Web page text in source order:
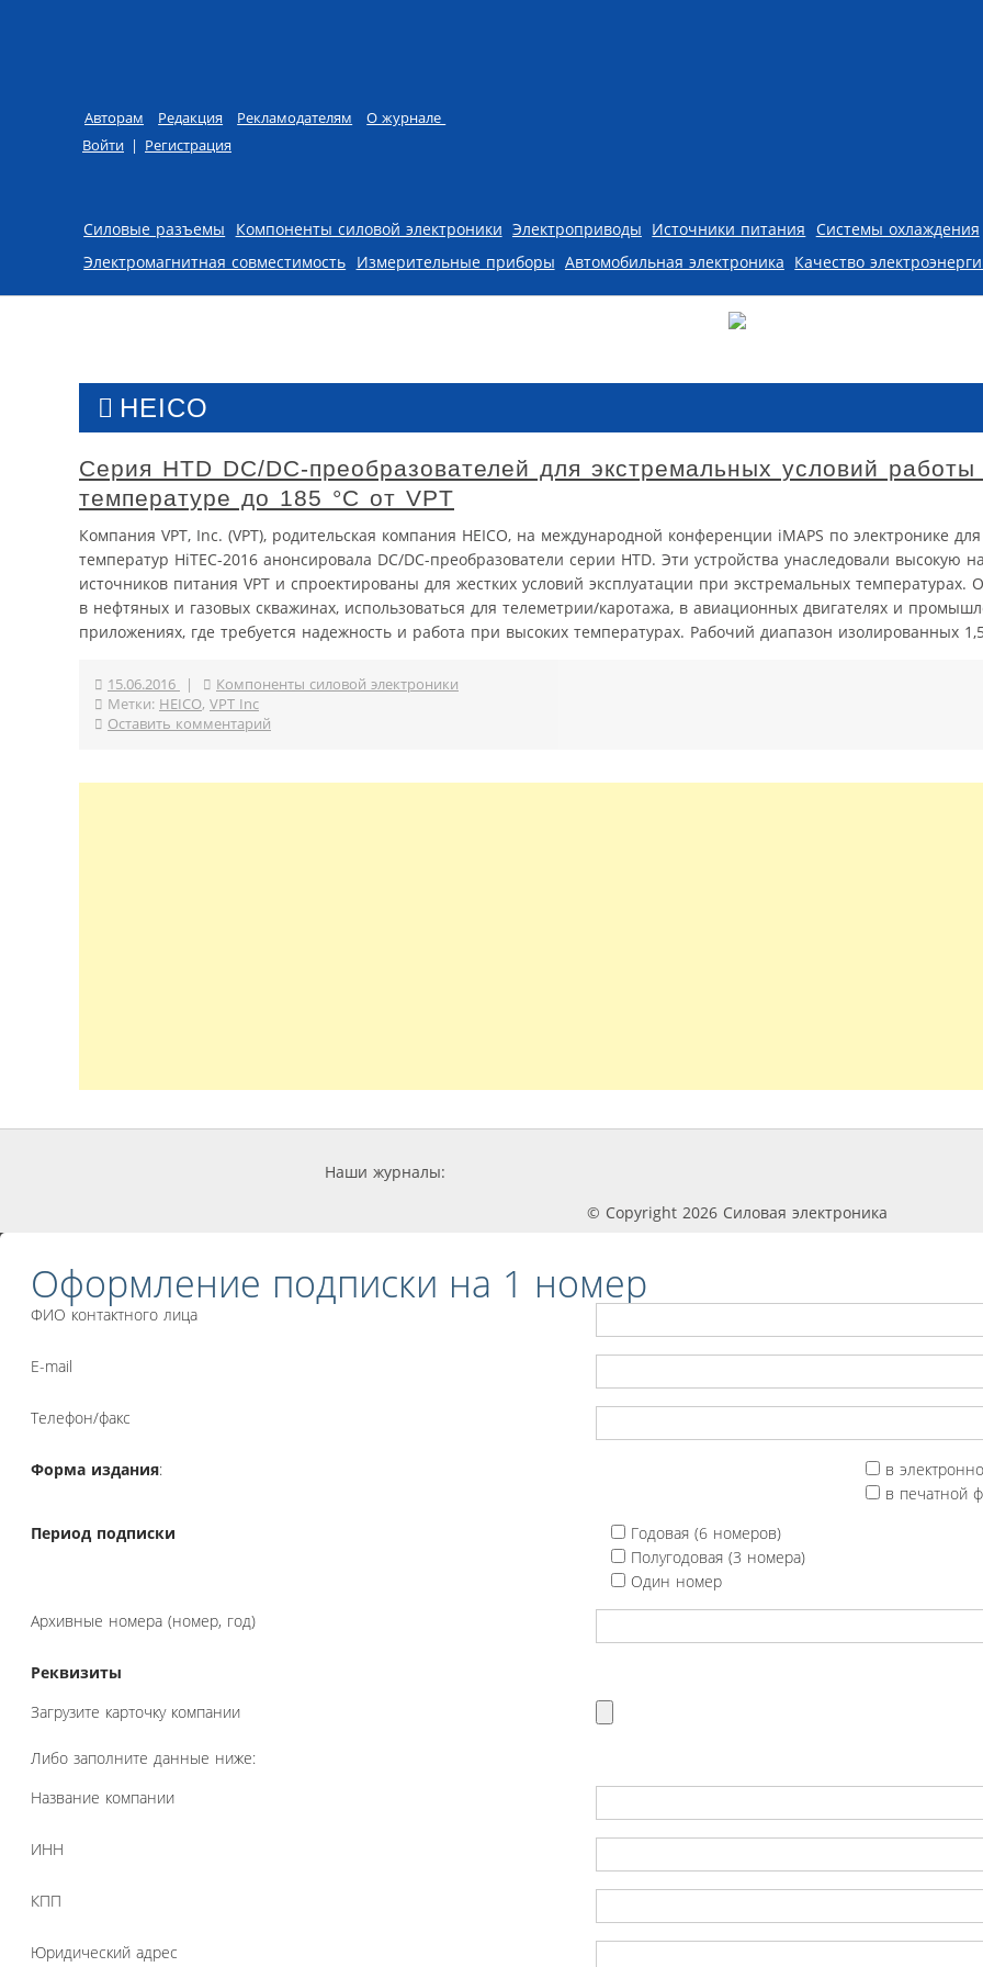
Авторам Редакция Рекламодателям
О журнале
Войти | Регистрация
Skip to content
Силовые разъемы Компоненты силовой электроники Электроприводы Источники питания Системы охлаждения
Электромагнитная совместимость Измерительные приборы Автомобильная электроника Качество
HEICO
Серия HTD DC/DC-преобразователей для экстремальных условий работы
температуре до 185 °C от VPT
Компания VPT, Inc. (VPT), родительская компания HEICO, на международной конференции iMAPS по электронике
температур HiTEC-2016 анонсировала DC/DC-преобразователи серии HTD. Эти устройства унаследовали высокую
источников питания VPT и спроектированы для жестких условий эксплуатации при экстремальных температурах.
в нефтяных и газовых скважинах, использоваться для телеметрии/каротажа, в авиационных двигателях и
приложениях, где требуется надежность и работа при высоких температурах. Рабочий диапазон изолированных
15.06.2016 |
Компоненты силовой электроники
Метки: HEICO, VPT Inc
Оставить комментарий
Наши журналы:
© Copyright 2026 Силовая электроника
Оформление подписки на 1 номер
ФИО контактного лица
E-mail
Телефон/факс
Форма издания:
в
в печатной
Период подписки
Годовая (6 номеров)
Полугодовая (3 номера)
Один номер
Архивные номера (номер, год)
Реквизиты
Загрузите карточку компании
Либо заполните данные ниже:
Название компании
ИНН
КПП
Юридический адрес